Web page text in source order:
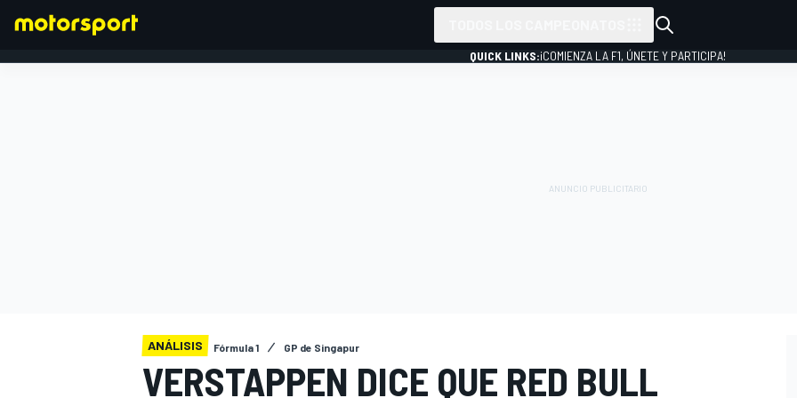
QUICK LINKS:¡COMIENZA LA F1, ÚNETE Y PARTICIPA!
ANÁLISIS Fórmula 1 GP de Singapur
VERSTAPPEN DICE QUE RED BULL